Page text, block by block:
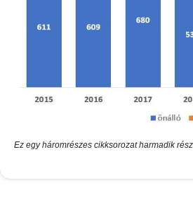
Ez egy háromrészes cikksorozat harmadik